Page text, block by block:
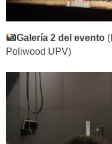
Galería 2 del evento
Poliwood UPV)